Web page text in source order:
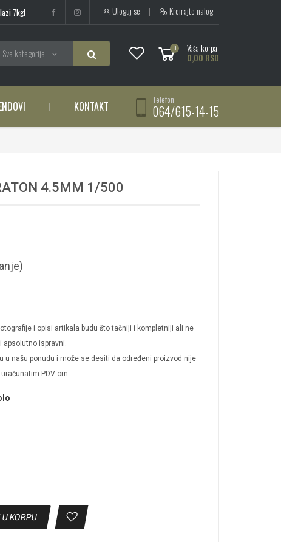
7kg! Uloguj se | Kreirajte nalog
0 Vaša korpa
0,00 RSD
Sve kategorije
KONTAKT Telefon
064/615-14-15
4.5MM 1/500
i opisi artikala budu što tačniji i kompletniji ali ne
apsolutno ispravni.
u našu ponudu i može se desiti da određeni proizvod nije
PDV-om.
KORPU